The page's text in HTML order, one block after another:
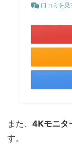
口コミを見
また、 4Kモニタ
す。